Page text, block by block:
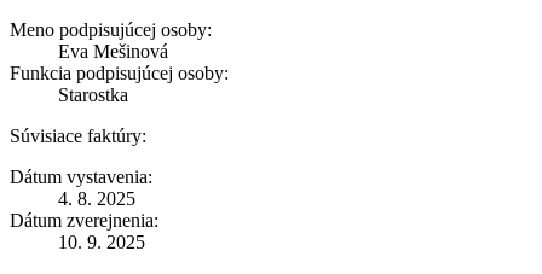
Meno podpisujúcej osoby:
Eva Mešinová
Funkcia podpisujúcej osoby:
Starostka
Súvisiace faktúry:
Dátum vystavenia:
4. 8. 2025
Dátum zverejnenia:
10. 9. 2025